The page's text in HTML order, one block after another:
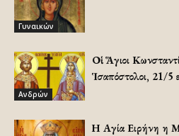
Γυναικών
Ανδρών
Οἱ Ἅγιοι
Ἱσαπόστολοι, 21/5
Η Αγία Ειρήνη η